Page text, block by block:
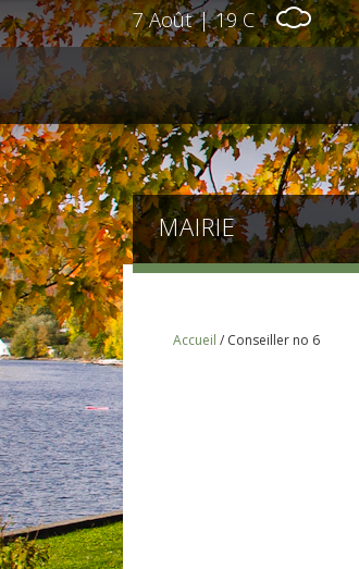
7 Août | 19 C
MAIRIE
Accueil / Conseiller no 6